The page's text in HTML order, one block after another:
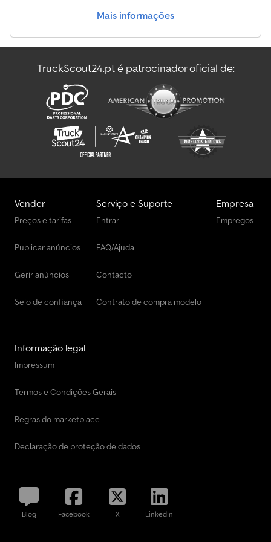
fornecidas sem garantia. Reservamo-nos o direito de corrigir
para visitar os autocarros usados: Segunda a sexta-feira: 08:30 -
neerlandês, francês, inglês, espanhol, português, italiano, russo,
polaco e muito mais.
Mais informações
TruckScout24.pt é patrocinador oficial de:
Vender
Preços e tarifas
Publicar anúncios
Gerir anúncios
Selo de confiança
Serviço e Suporte
Entrar
FAQ/Ajuda
Contacto
Contrato de compra modelo
Empresa
Empregos
Informação legal
Impressum
Termos e Condições Gerais
Regras do marketplace
Declaração de proteção de dados
Blog Facebook X LinkedIn